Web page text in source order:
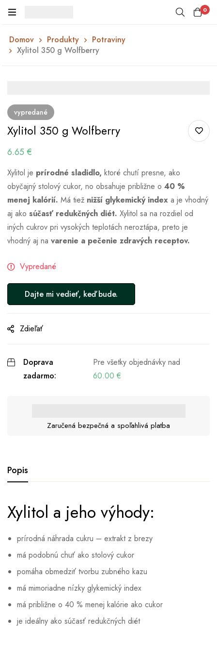
0
Domov Produkty
Potraviny
Xylitol 350 g Wolfberry
vypredané
Xylitol 350 g Wolfberry
6.65 €
Xylitol je prírodné sladidlo, ktoré chutí presne, ako
obyčajný stolový cukor, no obsahuje približne o 40 %
menej kalórií. Má tiež nižší glykemický index a je vhodný
aj ako súčasť redukčných diét. Xylitol sa na rozdiel od
iných cukrov pri vysokých teplotách neroztápa, preto je
vhodný aj na varenie a pečenie zdravých receptov.
Vypredané
Zdieľať
Doprava
zadarmo:
Pre všetky objednávky nad
60.00 €
Zaručená bezpečná a spoľahlivá platba
Popis
Xylitol a jeho výhody:
prírodná náhrada cukru – extrakt z brezy
má podobnú chuť ako stolový cukor
pomáha obmedziť tvorbu zubného kazu
má mimoriadne nízky glykemický index
má približne o 40 % menej kalórie ako cukor
je ideálny ako súčasť redukčných diét